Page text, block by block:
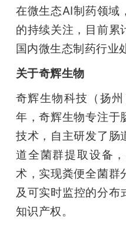
在微生态AI制药领域
的持续关注，目前累
国内微生态制药行业
关于奇辉生物
奇辉生物科技（扬
年，奇辉生物专注于
技术，自主研发了肠
道全菌群提取设备
术，实现粪便全菌群
及可实时监控的分布
知识产权。